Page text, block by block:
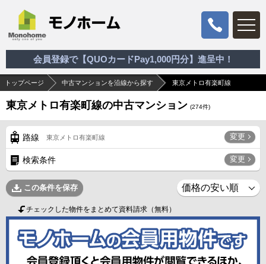
会員登録で【QUOカードPay1,000円分】進呈中！
トップページ 中古マンションを沿線から探す 東京メトロ有楽町線
東京メトロ有楽町線の中古マンション (274件)
路線 東京メトロ有楽町線 変更
検索条件 変更
この条件を保存
チェックした物件をまとめて資料請求（無料）